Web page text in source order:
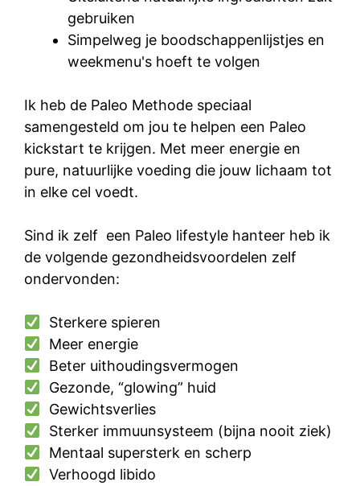
gebruiken
Simpelweg je boodschappenlijstjes en
weekmenu's hoeft te volgen
Ik heb de Paleo Methode speciaal
samengesteld om jou te helpen een Paleo
kickstart te krijgen. Met meer energie en
pure, natuurlijke voeding die jouw lichaam tot
in elke cel voedt.
Sind ik zelf een Paleo lifestyle hanteer heb ik
de volgende gezondheidsvoordelen zelf
ondervonden:
Sterkere spieren
Meer energie
Beter uithoudingsvermogen
Gezonde, “glowing” huid
Gewichtsverlies
Sterker immuunsysteem (bijna nooit ziek)
Mentaal supersterk en scherp
Verhoogd libido